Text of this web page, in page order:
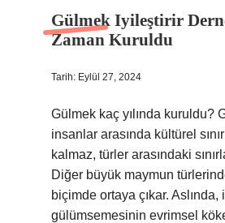
Gülmek Iyileştirir
Zaman Kuruldu
Tarih: Eylül 27, 2024
Gülmek kaç yılında kuruldu?
insanlar arasında kültürel
kalmaz, türler arasındaki
Diğer büyük maymun
biçimde ortaya çıkar. Aslında,
gülümsemesinin evrimsel